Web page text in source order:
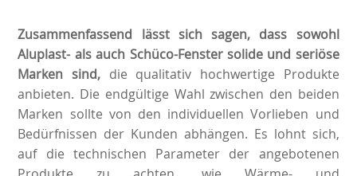
Zusammenfassend lässt sich sagen, dass sowohl
Aluplast- als auch Schüco-Fenster solide und seriöse
Marken sind, die qualitativ hochwertige Produkte
anbieten. Die endgültige Wahl zwischen den beiden
Marken sollte von den individuellen Vorlieben und
Bedürfnissen der Kunden abhängen. Es lohnt sich,
auf die technischen Parameter der angebotenen